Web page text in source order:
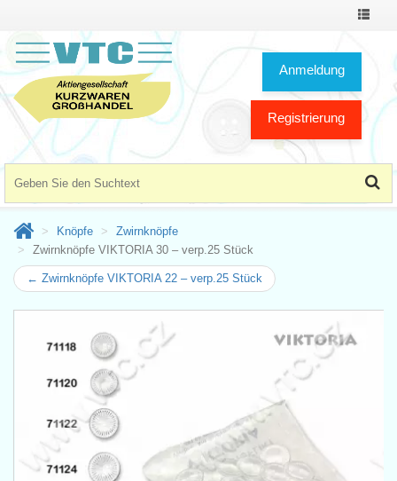
Toggle
Anmeldung
Registrierung
Knöpfe
Zwirnknöpfe
Zwirnknöpfe VIKTORIA 30 – verp.25 Stück
← Zwirnknöpfe VIKTORIA 22 – verp.25 Stück